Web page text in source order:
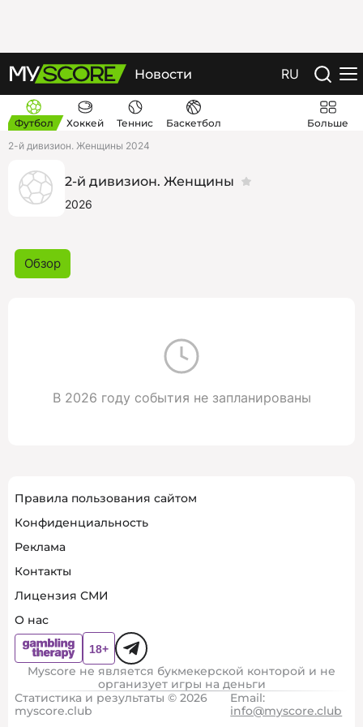
Новости RU
Футбол Хоккей Теннис Баскетбол
Больше
2-й дивизион. Женщины 2024
2-й дивизион. Женщины
2026
Обзор
В 2026 году события не запланированы
Правила пользования сайтом
Конфиденциальность
Реклама
Контакты
Лицензия СМИ
О нас
Myscore не является букмекерской конторой и не
организует игры на деньги
Статистика и результаты © 2026
myscore.club
Email:
info@myscore.club